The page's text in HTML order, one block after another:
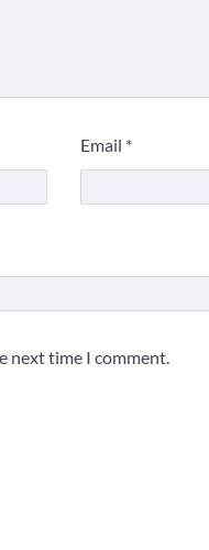
Email *
next time I comment.